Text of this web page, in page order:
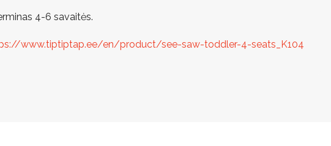
4-6 savaitės.
www.tiptiptap.ee/en/product/see-saw-toddler-4-seats_K104